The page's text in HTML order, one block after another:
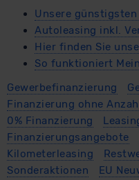
Unsere günstigsten
Autoleasing inkl.
Hier finden Sie
So funktioniert
Gewerbefinanzierung
Finanzierung ohne
0% Finanzierung
Finanzierungsangebote
Kilometerleasing
Sonderaktionen
EU